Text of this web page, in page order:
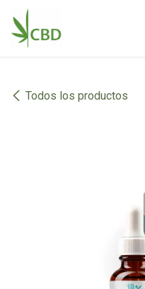
Ir al contenido
Todos los productos